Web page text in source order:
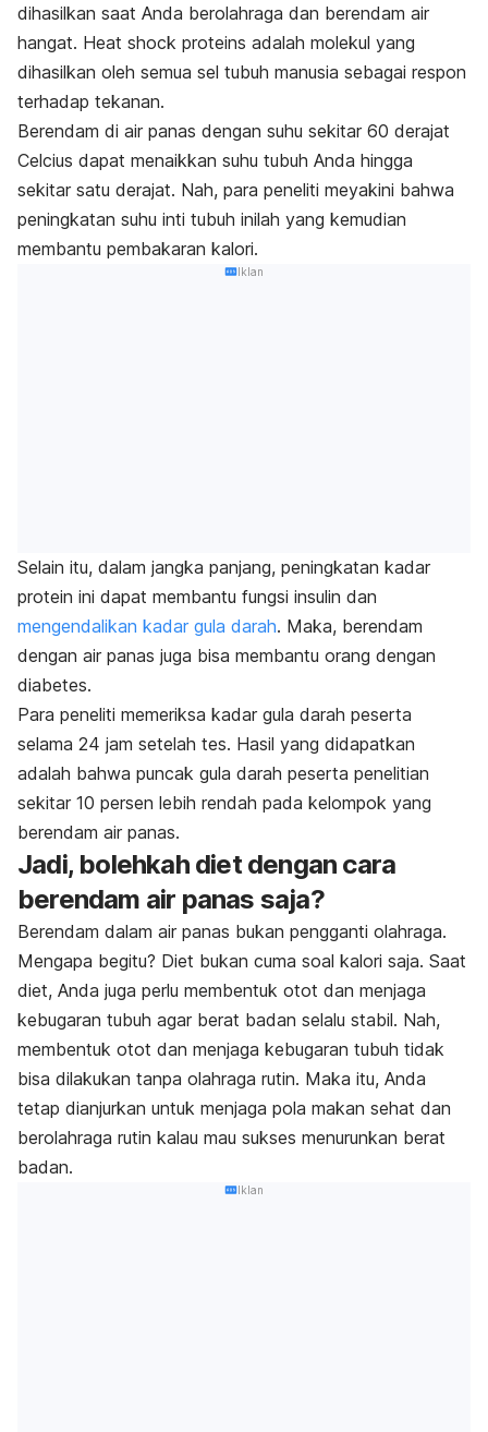
dihasilkan saat Anda berolahraga dan berendam air
hangat. Heat shock proteins adalah molekul yang
dihasilkan oleh semua sel tubuh manusia sebagai respon
terhadap tekanan.
Berendam di air panas dengan suhu sekitar 60 derajat
Celcius dapat menaikkan suhu tubuh Anda hingga
sekitar satu derajat. Nah, para peneliti meyakini bahwa
peningkatan suhu inti tubuh inilah yang kemudian
membantu pembakaran kalori.
Iklan
Selain itu, dalam jangka panjang, peningkatan kadar
protein ini dapat membantu fungsi insulin dan
mengendalikan kadar gula darah. Maka, berendam
dengan air panas juga bisa membantu orang dengan
diabetes.
Para peneliti memeriksa kadar gula darah peserta
selama 24 jam setelah tes. Hasil yang didapatkan
adalah bahwa puncak gula darah peserta penelitian
sekitar 10 persen lebih rendah pada kelompok yang
berendam air panas.
Jadi, bolehkah diet dengan cara
berendam air panas saja?
Berendam dalam air panas bukan pengganti olahraga.
Mengapa begitu? Diet bukan cuma soal kalori saja. Saat
diet, Anda juga perlu membentuk otot dan menjaga
kebugaran tubuh agar berat badan selalu stabil. Nah,
membentuk otot dan menjaga kebugaran tubuh tidak
bisa dilakukan tanpa olahraga rutin. Maka itu, Anda
tetap dianjurkan untuk menjaga pola makan sehat dan
berolahraga rutin kalau mau sukses menurunkan berat
badan.
Iklan